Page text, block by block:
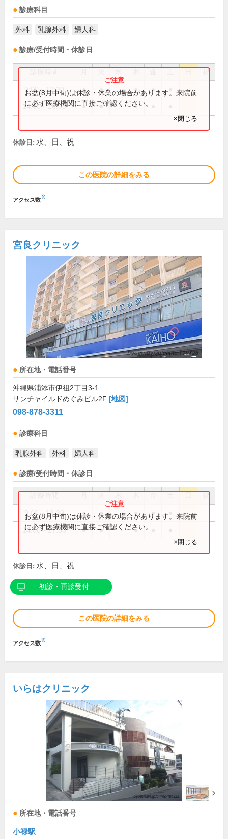
診療科目
外科 乳腺外科 婦人科
診療/受付時間・休診日
祝
9:00～12:30 ● ● ● ●
14:00～18:00 ● ● ●
お盆(8月中旬)は休診・休業の場合があります。来院前
に必ず医療機関に直接ご確認ください。
×閉じる
休診日: 水、日、祝
この医院の詳細をみる
アクセス数※
宮良クリニック
所在地・電話番号
沖縄県浦添市伊祖2丁目3-1
サンチャイルドめぐみビル2F [地図]
098-878-3311
診療科目
乳腺外科 外科 婦人科
診療/受付時間・休診日
祝
9:00～12:30 ● ● ● ●
14:00～17:30 ● ● ●
お盆(8月中旬)は休診・休業の場合があります。来院前
に必ず医療機関に直接ご確認ください。
×閉じる
休診日: 水、日、祝
初診・再診受付
この医院の詳細をみる
アクセス数※
いらはクリニック
所在地・電話番号
小禄駅